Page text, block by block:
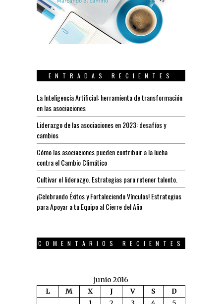
ENTRADAS RECIENTES
La Inteligencia Artificial: herramienta de transformación
en las asociaciones
Liderazgo de las asociaciones en 2023: desafíos y
cambios
Cómo las asociaciones pueden contribuir a la lucha
contra el Cambio Climático
Cultivar el liderazgo. Estrategias para retener talento.
¡Celebrando Éxitos y Fortaleciendo Vínculos! Estrategias
para Apoyar a tu Equipo al Cierre del Año
COMENTARIOS RECIENTES
junio 2016
L
M X J V S D